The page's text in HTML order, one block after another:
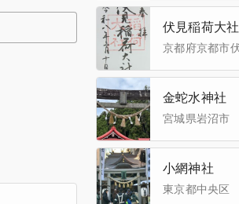
伏見稲荷大社
京都府京都市
金蛇水神社
宮城県岩沼市
小網神社
東京都中央区